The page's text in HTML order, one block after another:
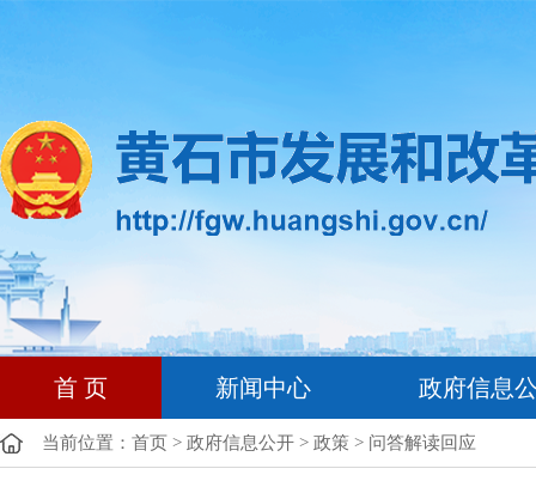
首 页 新闻中心 政府信息
当前位置： 首页 > 政府信息公开 > 政策 > 问答解读回应